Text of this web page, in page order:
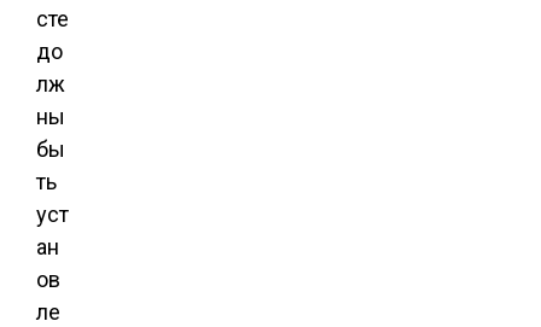
сте
до
лж
ны
бы
ть
уст
ан
ов
ле